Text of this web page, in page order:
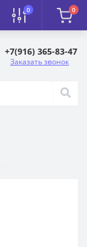
0 0
+7(916) 365-83-47
Заказать звонок